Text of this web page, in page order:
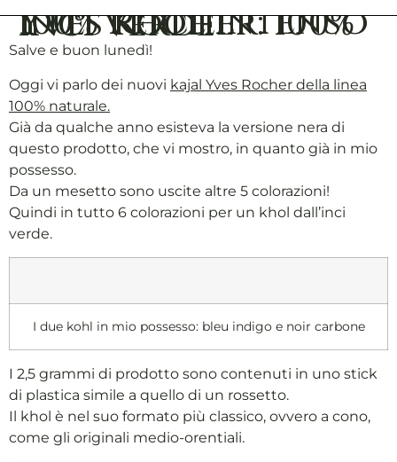
100% Khol Intenso Yves Rocher: 100% inci verde
Salve e buon lunedì!
Oggi vi parlo dei nuovi kajal Yves Rocher della linea
100% naturale.
Già da qualche anno esisteva la versione nera di
questo prodotto, che vi mostro, in quanto già in mio
possesso.
Da un mesetto sono uscite altre 5 colorazioni!
Quindi in tutto 6 colorazioni per un khol dall’inci
verde.
I due kohl in mio possesso: bleu indigo e noir carbone
I 2,5 grammi di prodotto sono contenuti in uno stick
di plastica simile a quello di un rossetto.
Il khol è nel suo formato più classico, ovvero a cono,
come gli originali medio-orentiali.